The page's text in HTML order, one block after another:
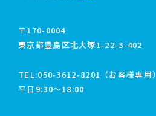
〒170-0004
東京都豊島区北大塚1-22-3-402
TEL:050-3612-8201（お客様専用）
平日9:30〜18:00